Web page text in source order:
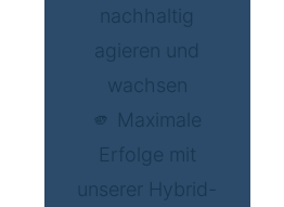
nachhaltig
agieren und
wachsen
🫵 Maximale
Erfolge mit
unserer Hybrid-